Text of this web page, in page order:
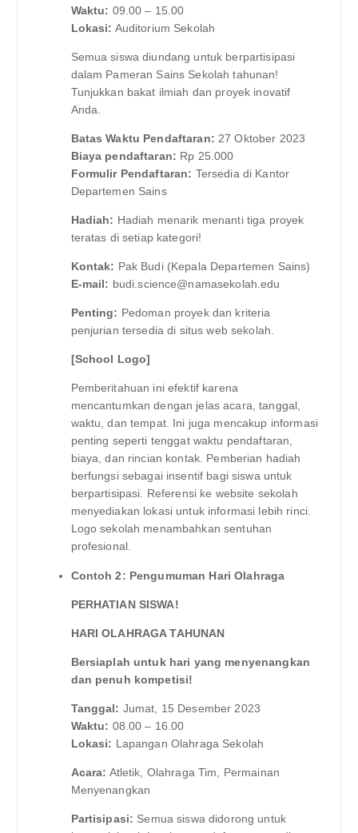
Waktu: 09.00 – 15.00
Lokasi: Auditorium Sekolah
Semua siswa diundang untuk berpartisipasi
dalam Pameran Sains Sekolah tahunan!
Tunjukkan bakat ilmiah dan proyek inovatif
Anda.
Batas Waktu Pendaftaran: 27 Oktober 2023
Biaya pendaftaran: Rp 25.000
Formulir Pendaftaran: Tersedia di Kantor
Departemen Sains
Hadiah: Hadiah menarik menanti tiga proyek
teratas di setiap kategori!
Kontak: Pak Budi (Kepala Departemen Sains)
E-mail: budi.science@namasekolah.edu
Penting: Pedoman proyek dan kriteria
penjurian tersedia di situs web sekolah.
[School Logo]
Pemberitahuan ini efektif karena
mencantumkan dengan jelas acara, tanggal,
waktu, dan tempat. Ini juga mencakup informasi
penting seperti tenggat waktu pendaftaran,
biaya, dan rincian kontak. Pemberian hadiah
berfungsi sebagai insentif bagi siswa untuk
berpartisipasi. Referensi ke website sekolah
menyediakan lokasi untuk informasi lebih rinci.
Logo sekolah menambahkan sentuhan
profesional.
Contoh 2: Pengumuman Hari Olahraga
PERHATIAN SISWA!
HARI OLAHRAGA TAHUNAN
Bersiaplah untuk hari yang menyenangkan
dan penuh kompetisi!
Tanggal: Jumat, 15 Desember 2023
Waktu: 08.00 – 16.00
Lokasi: Lapangan Olahraga Sekolah
Acara: Atletik, Olahraga Tim, Permainan
Menyenangkan
Partisipasi: Semua siswa didorong untuk